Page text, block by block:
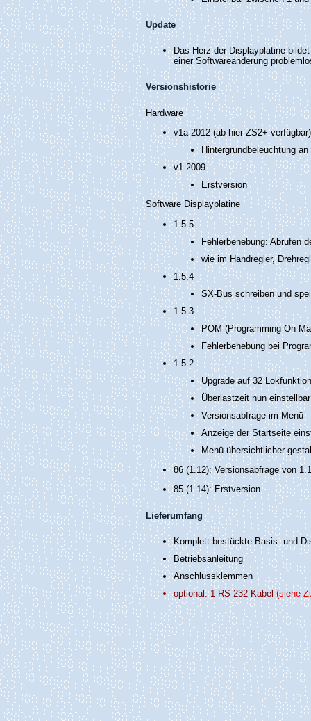
Update
Das Herz der Displayplatine
einer Softwareänderung
Versionshistorie
Hardware
v1a-2012 (ab hier ZS2+ verfügbar)
Hintergrundbeleuchtung
v1-2009
Erstversion
Software Displayplatine
1.5.5
Fehlerbehebung: Abrufen
wie im Handregler,
1.5.4
SX-Bus schreiben und
1.5.3
POM (Programming On
Fehlerbehebung bei
1.5.2
Upgrade auf 32
Überlastzeit nun
Versionsabfrage im Menü
Anzeige der Startseite
Menü übersichtlicher
86 (1.12): Versionsabfrage von
85 (1.14): Erstversion
Lieferumfang
Komplett bestückte Basis- und
Betriebsanleitung
Anschlussklemmen
optional: 1 RS-232-Kabel (siehe